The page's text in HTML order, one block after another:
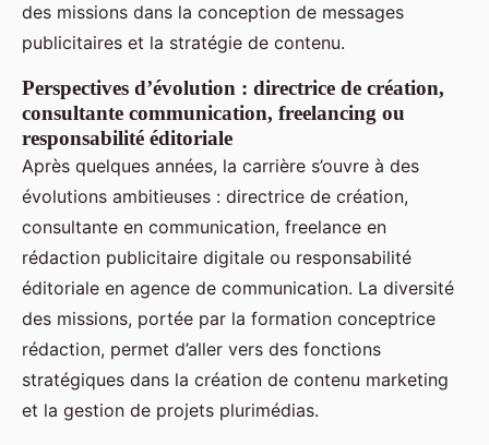
des missions dans la conception de messages
publicitaires et la stratégie de contenu.
Perspectives d’évolution : directrice de création,
consultante communication, freelancing ou
responsabilité éditoriale
Après quelques années, la carrière s’ouvre à des
évolutions ambitieuses : directrice de création,
consultante en communication, freelance en
rédaction publicitaire digitale ou responsabilité
éditoriale en agence de communication. La diversité
des missions, portée par la formation conceptrice
rédaction, permet d’aller vers des fonctions
stratégiques dans la création de contenu marketing
et la gestion de projets plurimédias.